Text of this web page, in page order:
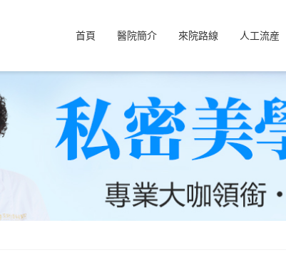
首頁 醫院簡介 來院路線 人工流産